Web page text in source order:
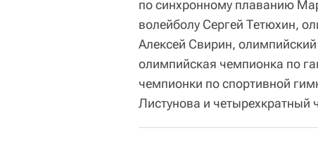
по синхронному плаванию
волейболу Сергей Тетюхин,
Алексей Свирин,
олимпийская чемпионка по
чемпионки по спортивной
Листунова и